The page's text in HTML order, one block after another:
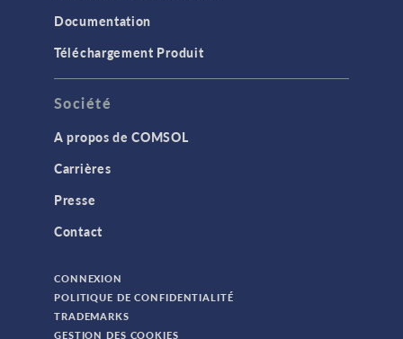
Documentation
Téléchargement Produit
Société
A propos de COMSOL
Carrières
Presse
Contact
CONNEXION
POLITIQUE DE CONFIDENTIALITÉ
TRADEMARKS
GESTION DES COOKIES